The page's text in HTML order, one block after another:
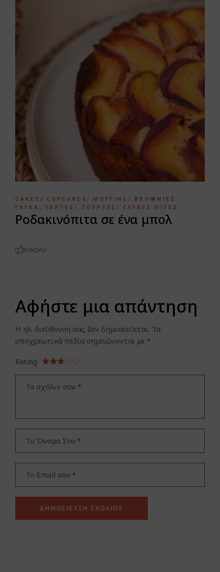
CAKES/ CUPCAKES/ MUFFINS/ BROWNIES
ΓΛΥΚΆ
ΤΆΡΤΕΣ/ ΤΟΎΡΤΕΣ/ ΓΛΥΚΈΣ ΠΊΤΕΣ
Ροδακινόπιτα σε ένα μπολ
ΕΎΚΟΛΟ
Αφήστε μια απάντηση
Η ηλ. διεύθυνση σας δεν δημοσιεύεται. Τα
υποχρεωτικά πεδία σημειώνονται με *
Rating
ΔΗΜΟΣΊΕΥΣΗ ΣΧΟΛΊΟΥ